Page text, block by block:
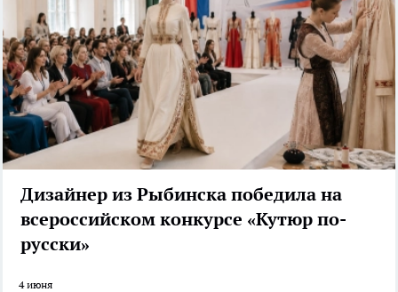
Дизайнер из Рыбинска победила на
всероссийском конкурсе «Кутюр по-
русски»
4 июня